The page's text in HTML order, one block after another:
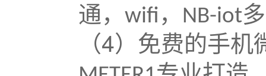
通， wifi ， NB-iot
（4） 免费的手机